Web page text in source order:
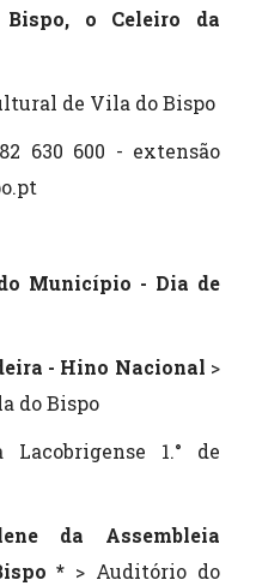
o Celeiro da
de Vila do Bispo
630 600 - extensão
Município - Dia de
- Hino Nacional >
do Bispo
Lacobrigense 1.° de
da Assembleia
* > Auditório do